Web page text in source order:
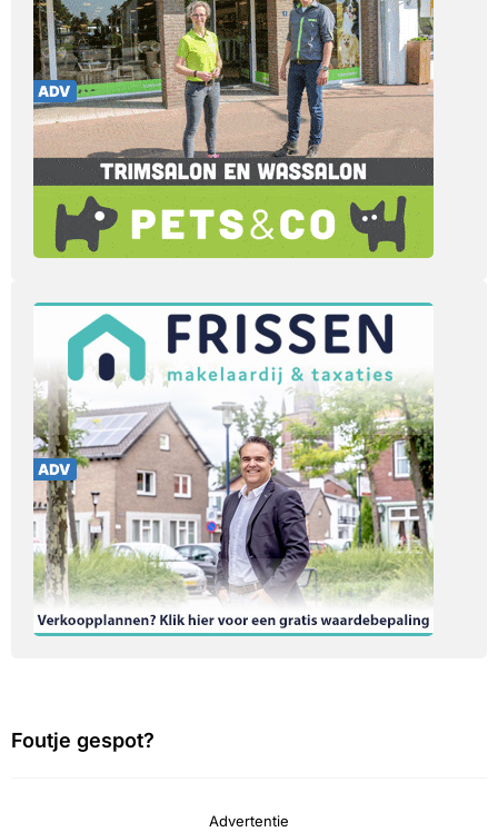
Foutje gespot?
Advertentie